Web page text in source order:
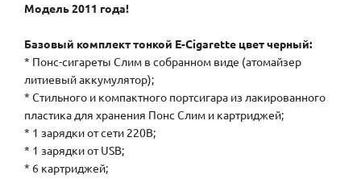
Модель 2011 года!
Базовый комплект тонкой E-Cigarette цвет черный:
* Понс-сигареты Слим в собранном виде (атомайзер
литиевый аккумулятор);
* Стильного и компактного портсигара из лакированного
пластика для хранения Понс Слим и картриджей;
* 1 зарядки от сети 220В;
* 1 зарядки от USB;
* 6 картриджей;